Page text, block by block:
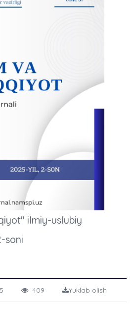
ilmiy-uslubiy
soni
409 Yuklab olish